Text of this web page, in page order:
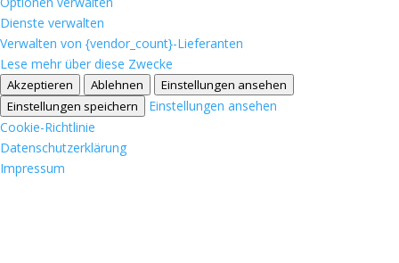
Dienste verwalten
Verwalten von {vendor_count}-Lieferanten
Lese mehr über diese Zwecke
Akzeptieren Ablehnen
Einstellungen ansehen
Einstellungen speichern
Einstellungen ansehen
Cookie-Richtlinie
Datenschutzerklärung
Impressum